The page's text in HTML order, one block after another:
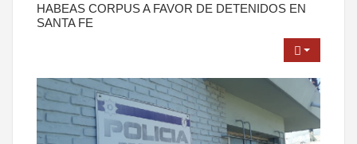
HABEAS CORPUS A FAVOR DE DETENIDOS EN
SANTA FE